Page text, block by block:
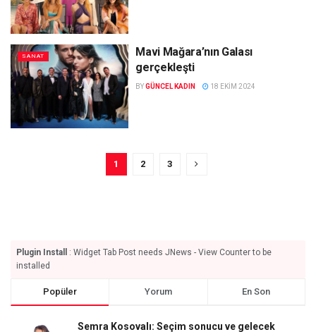
SANAT
Mavi Mağara’nın Galası
gerçekleşti
BYGÜNCEL KADIN 18 EKIM 2024
1 2 3
Plugin Install
: Widget Tab Post needs JNews - View Counter to be
installed
Popüler Yorum En Son
Semra Kosovalı: Seçim sonucu ve gelecek